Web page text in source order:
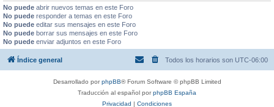
No puede abrir nuevos temas en este Foro
No puede responder a temas en este Foro
No puede editar sus mensajes en este Foro
No puede borrar sus mensajes en este Foro
No puede enviar adjuntos en este Foro
Índice general Todos los horarios son UTC-06:00
Desarrollado porphpBB® Forum Software © phpBB Limited
Traducción al español porphpBB España
Privacidad | Condiciones